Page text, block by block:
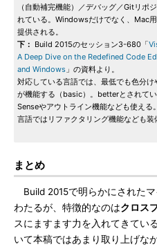
（自動補完機能）／デバッグ／Gitリポ
れている。Windowsだけでなく、Mac
提供される。
下： Build 2015のセッション3-680「
A Deep Dive on the Redefined Code
and Windows 」の資料より。
対応している言語では、最低でも色分
が機能する（basic）。betterとされて
Senseやアウトライン機能なども使える
言語ではリファクタリング機能なども装
まとめ
Build 2015で明らかにされた
わたるが、特徴的なのはクロス
スにますます力を入れてきてい
いて本稿ではあまり取り上げな